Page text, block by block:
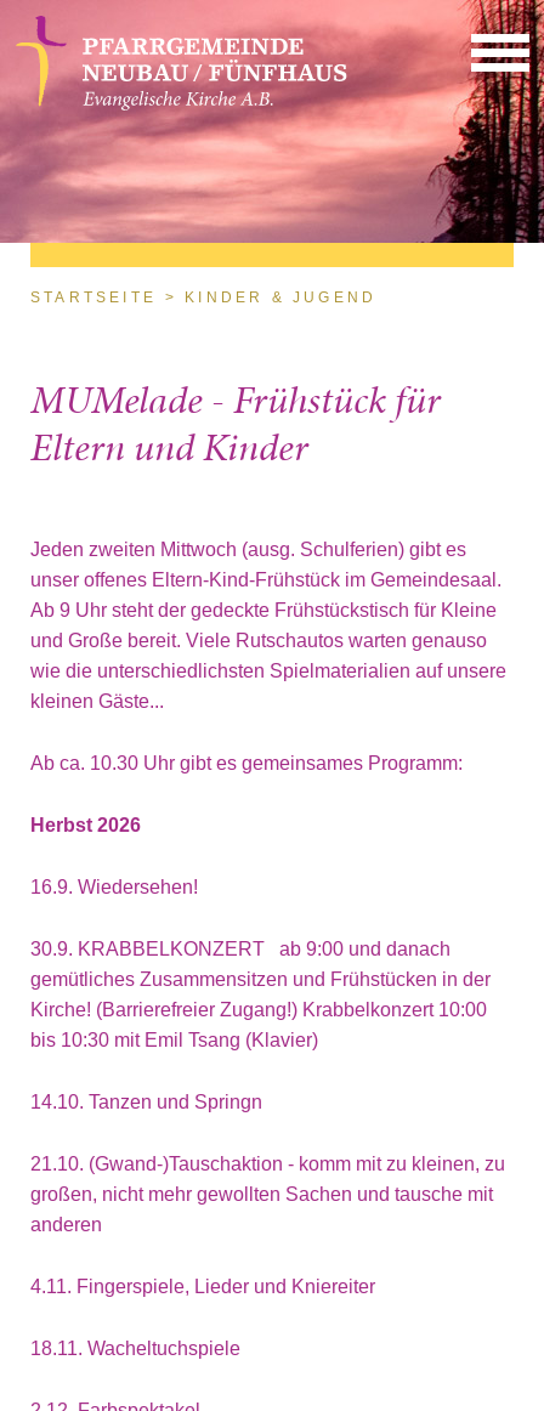
Direkt zum Inhalt
Sie sind hier
STARTSEITE KINDER & JUGEND
MUMelade - Frühstück für
Eltern und Kinder
Jeden zweiten Mittwoch (ausg. Schulferien) gibt es
unser offenes Eltern-Kind-Frühstück im Gemeindesaal.
Ab 9 Uhr steht der gedeckte Frühstückstisch für Kleine
und Große bereit. Viele Rutschautos warten genauso
wie die unterschiedlichsten Spielmaterialien auf unsere
kleinen Gäste...
Ab ca. 10.30 Uhr gibt es gemeinsames Programm:
Herbst 2026
16.9. Wiedersehen!
30.9. KRABBELKONZERT ab 9:00 und danach
gemütliches Zusammensitzen und Frühstücken in der
Kirche! (Barrierefreier Zugang!) Krabbelkonzert 10:00
bis 10:30 mit Emil Tsang (Klavier)
14.10. Tanzen und Springn
21.10. (Gwand-)Tauschaktion - komm mit zu kleinen, zu
großen, nicht mehr gewollten Sachen und tausche mit
anderen
4.11. Fingerspiele, Lieder und Kniereiter
18.11. Wacheltuchspiele